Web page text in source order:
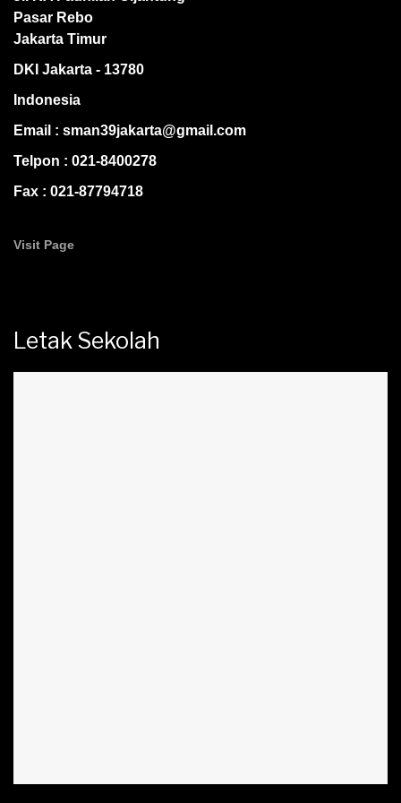
Pasar Rebo
Jakarta Timur
DKI Jakarta - 13780
Indonesia
Email : sman39jakarta@gmail.com
Telpon : 021-8400278
Fax : 021-87794718
Visit Page
Letak Sekolah